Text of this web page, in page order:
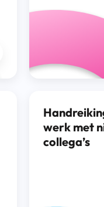
werk met
collega’s